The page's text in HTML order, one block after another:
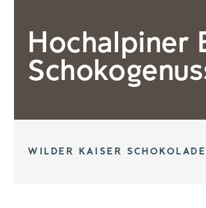
Hochalpiner
WILDER KAISER